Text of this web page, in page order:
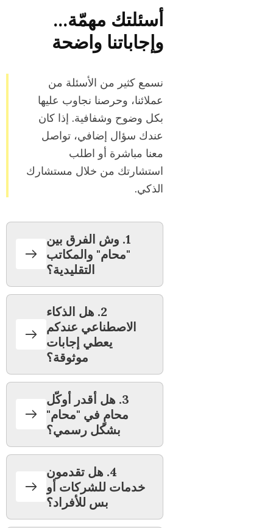
أسئلتك مهمّة…
وإجاباتنا واضحة
نسمع كثير من الأسئلة من
عملائنا، وحرصنا نجاوب عليها
بكل وضوح وشفافية. إذا كان
عندك سؤال إضافي، تواصل
معنا مباشرة أو اطلب
استشارتك من خلال مستشارك
الذكي.
1. وش الفرق بين
"محام" والمكاتب
التقليدية؟
2. هل الذكاء
الاصطناعي عندكم
يعطي إجابات
موثوقة؟
3. هل أقدر أوكّل
محامٍ في "محام"
بشكل رسمي؟
4. هل تقدمون
خدمات للشركات أو
بس للأفراد؟